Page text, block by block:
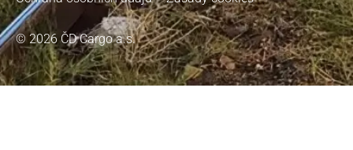
© 2026 ČD Cargo a.s.